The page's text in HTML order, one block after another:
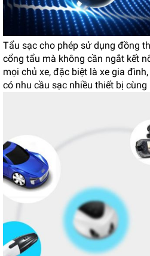
Tẩu sạc cho phép sử dụng đồng
cổng tẩu mà không cần ngắt kết
mọi chủ xe, đặc biệt là xe gia
có nhu cầu sạc nhiều thiết bị cùng